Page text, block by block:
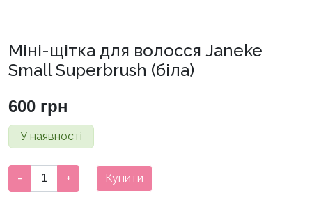
Міні-щітка для волосся Janeke
Small Superbrush (біла)
600 грн
У наявності
щітка
- + Купити